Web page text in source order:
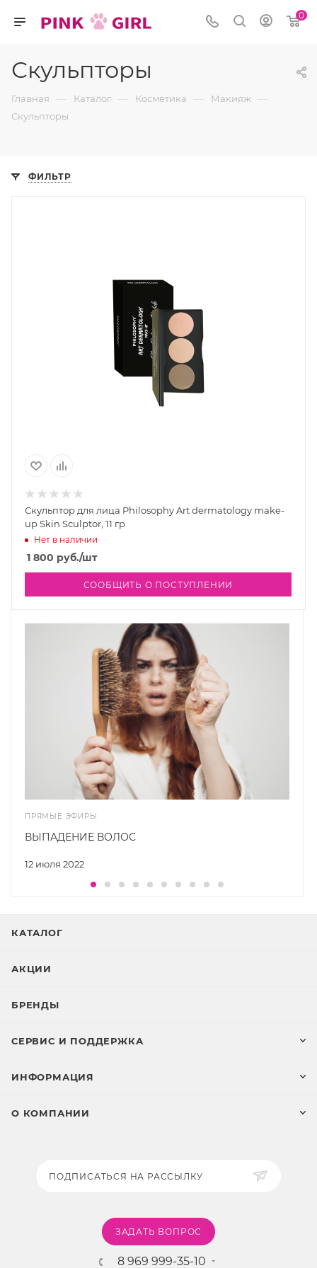
0
Скульпторы
Главная — Каталог — Косметика — Макияж —
Скульпторы
ФИЛЬТР
Скульптор для лица Philosophy Art dermatology make-
up Skin Sculptor, 11 гр
Нет в наличии
1 800 руб./шт
СООБЩИТЬ О ПОСТУПЛЕНИИ
ПРЯМЫЕ ЭФИРЫ
12 июля 2022
ВЫПАДЕНИЕ ВОЛОС
КАТАЛОГ
АКЦИИ
БРЕНДЫ
СЕРВИС И ПОДДЕРЖКА
ИНФОРМАЦИЯ
О КОМПАНИИ
ПОДПИСАТЬСЯ НА РАССЫЛКУ
ЗАДАТЬ ВОПРОС
8 969 999-35-10